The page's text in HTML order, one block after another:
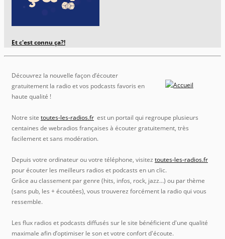
Et c'est connu ça?!
Découvrez la nouvelle façon d’écouter
gratuitement la radio et vos podcasts favoris en
haute qualité !
Notre site toutes-les-radios.fr est un portail qui regroupe plusieurs
centaines de webradios françaises à écouter gratuitement, très
facilement et sans modération.
Depuis votre ordinateur ou votre téléphone, visitez toutes-les-radios.fr
pour écouter les meilleurs radios et podcasts en un clic.
Grâce au classement par genre (hits, infos, rock, jazz…) ou par thème
(sans pub, les + écoutées), vous trouverez forcément la radio qui vous
ressemble.
Les flux radios et podcasts diffusés sur le site bénéficient d'une qualité
maximale afin d’optimiser le son et votre confort d'écoute.